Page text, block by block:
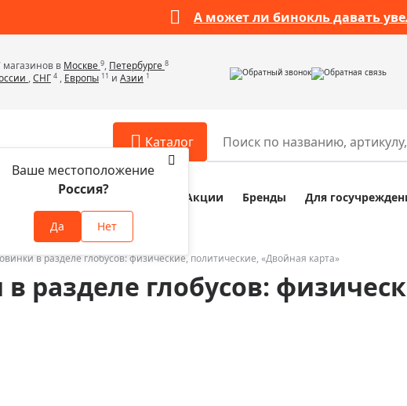
А может ли бинокль давать
магазинов в Москве 9, Петербурге 8
,СНГ 4 , Европы 11 и Азии 1 Обратный звонок Обратная связь
Каталог
Аксессуары для микроскопов
Аксессуары для зрительных труб
Аксессуары для биноклей
Разное
Наборы
Ваше местоположение
Россия?
Да Нет
Оплата и доставка Акции Бренды Для
в разделе глобусов: физические, политические, «Двойная карта»
разделе глобусов: